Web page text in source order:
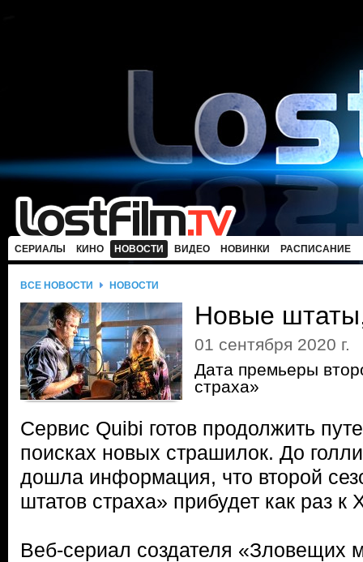
СЕРИАЛЫ КИНО НОВОСТИ ВИДЕО НОВИНКИ РАСПИСАНИЕ
ВСЕ НОВОСТИ НОВОСТИ
Новые
01 сентября 2020 г.
Дата премьеры
страха»
Сервис Quibi готов продолжить
поисках новых страшилок. До
дошла информация, что второй
штатов страха» прибудет как раз к
Веб-сериал создателя «Зловещих